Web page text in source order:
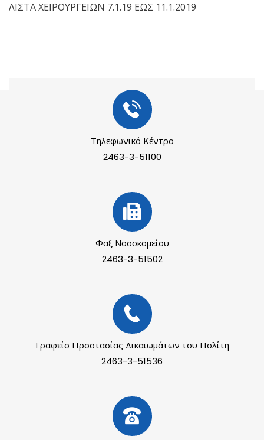
ΛΙΣΤΑ ΧΕΙΡΟΥΡΓΕΙΩΝ 7.1.19 ΕΩΣ 11.1.2019
Τηλεφωνικό Κέντρο
2463-3-51100
Φαξ Νοσοκομείου
2463-3-51502
Γραφείο Προστασίας Δικαιωμάτων του Πολίτη
2463-3-51536